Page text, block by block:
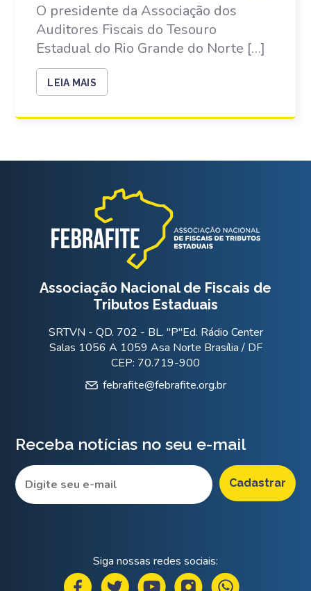
O presidente da Associação dos
Auditores Fiscais do Tesouro
Estadual do Rio Grande do Norte […]
LEIA MAIS
Associação Nacional de Fiscais de
Tributos Estaduais
SRTVN - QD. 702 - BL. "P"Ed. Rádio Center
Salas 1056 A 1059 Asa Norte Brasília / DF
CEP: 70.719-900
febrafite@febrafite.org.br
Receba notícias no seu e-mail
Siga nossas redes sociais: